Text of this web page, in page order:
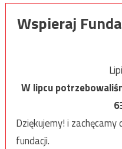
Wspieraj
W lipcu
Dziękujemy! i
fundacji.